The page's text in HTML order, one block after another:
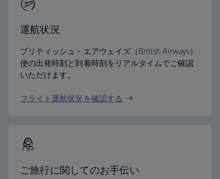
運航状況
ブリティッシュ・エアウェイズ（British Airways）
便の出発時刻と到着時刻をリアルタイムでご確認
いただけます。
フライト運航状況を確認する
ご旅行に関してのお手伝い